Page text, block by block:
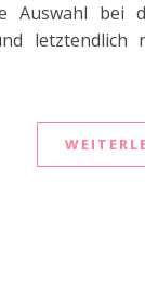
Auswahl bei
letztendlich